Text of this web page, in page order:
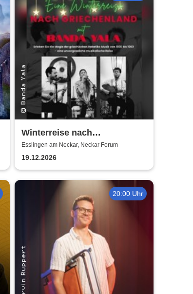
Winterreise nach
Griechenland mit Banda Yala
Esslingen am Neckar, Neckar Forum
19.12.2026
20:00 Uhr